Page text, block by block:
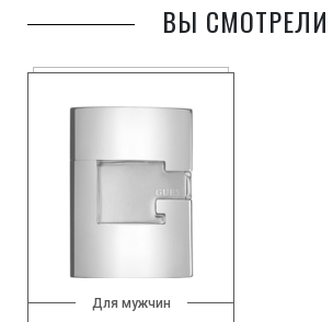
ВЫ СМОТРЕЛИ
Для мужчин